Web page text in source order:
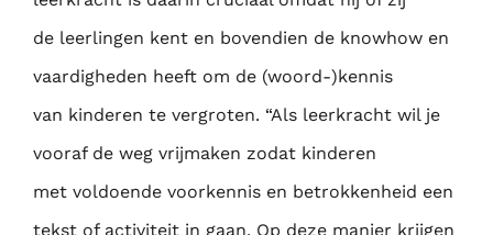
de leerlingen kent en bovendien de knowhow en
vaardigheden heeft om de (woord-)kennis
van kinderen te vergroten. “Als leerkracht wil je
vooraf de weg vrijmaken zodat kinderen
met voldoende voorkennis en betrokkenheid een
tekst of activiteit in gaan. Op deze manier krijgen